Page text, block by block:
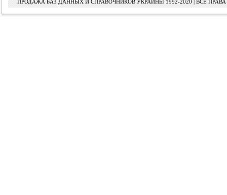
ПРОДАЖА БАЗ ДАННЫХ И СПРАВОЧНИКОВ УКРАИНЫ 1992-2020 | ВСЕ